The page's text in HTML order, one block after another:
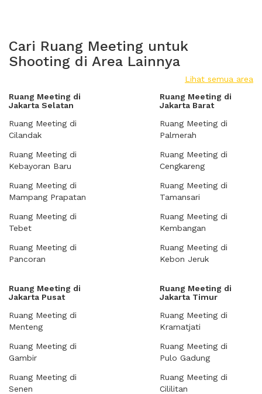
Cari Ruang Meeting untuk
Shooting di Area Lainnya
Lihat semua area
Ruang Meeting di
Jakarta Selatan
Ruang Meeting di
Cilandak
Ruang Meeting di
Kebayoran Baru
Ruang Meeting di
Mampang Prapatan
Ruang Meeting di
Tebet
Ruang Meeting di
Pancoran
Ruang Meeting di
Jakarta Barat
Ruang Meeting di
Palmerah
Ruang Meeting di
Cengkareng
Ruang Meeting di
Tamansari
Ruang Meeting di
Kembangan
Ruang Meeting di
Kebon Jeruk
Ruang Meeting di
Jakarta Pusat
Ruang Meeting di
Menteng
Ruang Meeting di
Gambir
Ruang Meeting di
Senen
Ruang Meeting di
Jakarta Timur
Ruang Meeting di
Kramatjati
Ruang Meeting di
Pulo Gadung
Ruang Meeting di
Cililitan